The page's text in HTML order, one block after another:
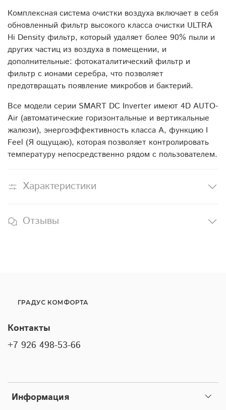
Комплексная система очистки воздуха включает в себя
обновленный фильтр высокого класса очистки ULTRA
Hi Density фильтр, который удаляет более 90% пыли и
других частиц из воздуха в помещении, и
дополнительные: фотокаталитический фильтр и
фильтр с ионами серебра, что позволяет
предотвращать появление микробов и бактерий.
Все модели серии SMART DC Inverter имеют 4D AUTO-
Air (автоматические горизонтальные и вертикальные
жалюзи), энергоэффективность класса А, функцию I
Feel (Я ощущаю), которая позволяет контролировать
температуру непосредственно рядом с пользователем.
Характеристики
Отзывы
ГРАДУС КОМФОРТА
Информация
Контакты
+7 926 498-53-66